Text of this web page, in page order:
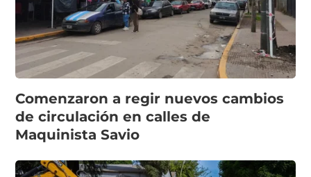
Comenzaron a regir nuevos cambios
de circulación en calles de
Maquinista Savio